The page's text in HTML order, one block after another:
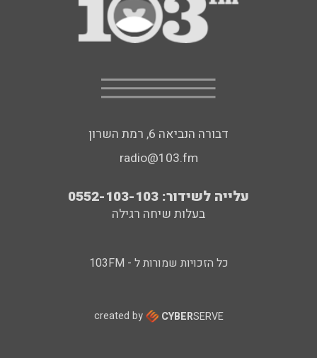
דבורה הנביאה 6, רמת השרון
radio@103.fm
עלייה לשידור: 0552-103-103
בעלות שיחה רגילה
כל הזכויות שמורות ל - 103FM
created by CYBERSERVE